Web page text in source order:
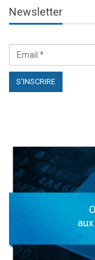
Newsletter
المعلومة